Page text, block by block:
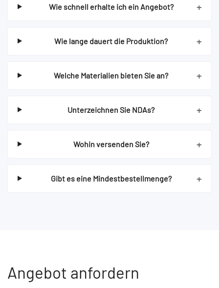
Wie schnell erhalte ich ein Angebot? +
Wie lange dauert die Produktion? +
Welche Materialien bieten Sie an? +
Unterzeichnen Sie NDAs? +
Wohin versenden Sie? +
Gibt es eine Mindestbestellmenge? +
Angebot anfordern